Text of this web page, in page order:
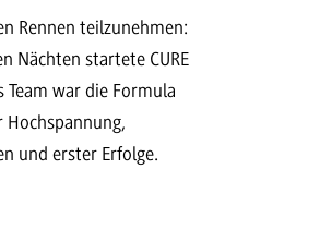
Rennen teilzunehmen:
Nächten startete CURE
war die Formula
und erster Erfolge.